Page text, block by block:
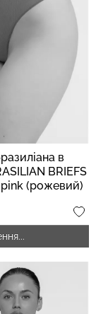
в
BRIEFS
(рожевий)
з високою
01
грн.